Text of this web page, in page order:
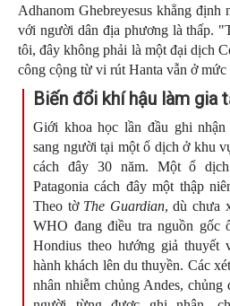
Adhanom Ghebreyesus khẳng
với người dân địa phương là thấp.
tôi, đây không phải là một đại dịch
công cộng từ vi rút Hanta vẫn ở mức
Biến đổi khí hậu làm gia
Giới khoa học lần đầu ghi
sang người tại một ổ dịch ở khu
cách đây 30 năm. Một ổ
Patagonia cách đây một thập
Theo tờ The Guardian, dù chưa
WHO đang điều tra nguồn gốc
Hondius theo hướng giả
hành khách lên du thuyền. Các
nhân nhiễm chủng Andes,